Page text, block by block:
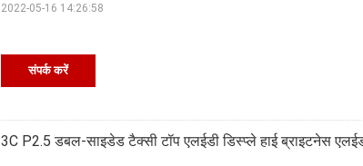
संपर्क करें
2022-05-16 14:26:58
3C P2.5 डबल-साइडेड टैक्सी टॉप एलईडी डिस्प्ले हाई ब्राइटनेस